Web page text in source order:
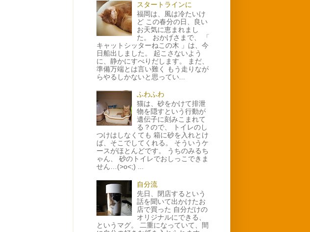
スタートラインに
福岡は、風は冷たいけ
ど この春分の日、良い
お天気に恵まれまし
た。 おかげさまで、 「
キャットシッターねこの木 」は、今
日船出しました。 起こさないよう
に、静かにすべりだします。 まだ、
準備万端とは言い難く もう走りなが
らやるしかないと思ってい...
ふわふわ
猫は、砂をかけて排泄
物を隠すという行動が
遺伝子に刻みこまれて
る？ので、 トイレのし
つけはしなくても 箱に砂を入れとけ
ば、そこでしてくれる。 そういうケ
ースがほとんどです。 うちのみるち
ゃん、 砂のトイレでおしっこできま
せん…(>o<;) ...
自分流
先日、閉店するという
話を聞いて出かけたお
店で買った 自分だけの
オリジナルにできる、
というマグ。 二重になっていて、間